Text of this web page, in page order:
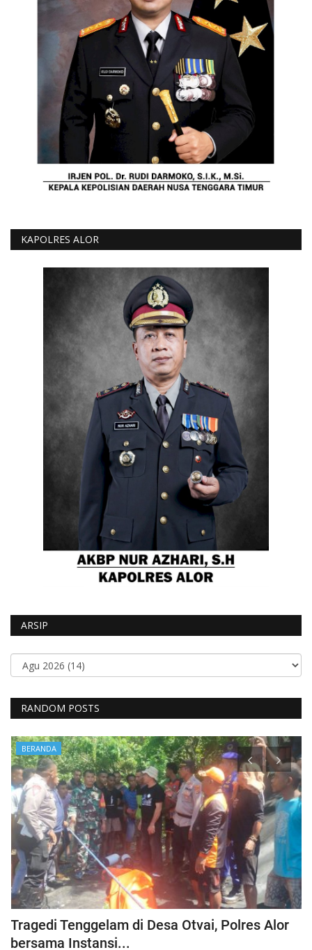
KAPOLRES ALOR
ARSIP
RANDOM POSTS
BERANDA
Tragedi Tenggelam di Desa Otvai, Polres Alor
bersama Instansi...